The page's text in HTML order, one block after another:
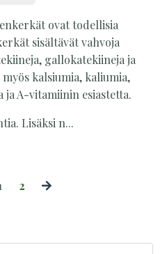
ovat todellisia
sisältävät vahvoja
gallokatekiineja ja
kalsiumia, kaliumia,
ja A-vitamiinin esiastetta.
Lisäksi n...
2